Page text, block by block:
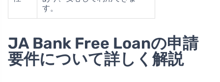
す。
JA Bank Free Loanの申請
要件について詳しく解説